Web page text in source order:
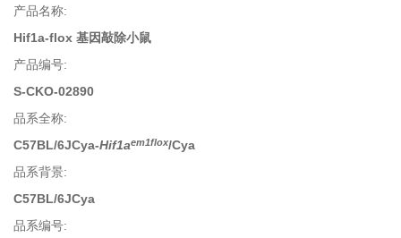
产品名称:
Hif1a-flox 基因敲除小鼠
产品编号:
S-CKO-02890
品系全称:
C57BL/6JCya-Hif1aem1flox/Cya
品系背景:
C57BL/6JCya
品系编号: